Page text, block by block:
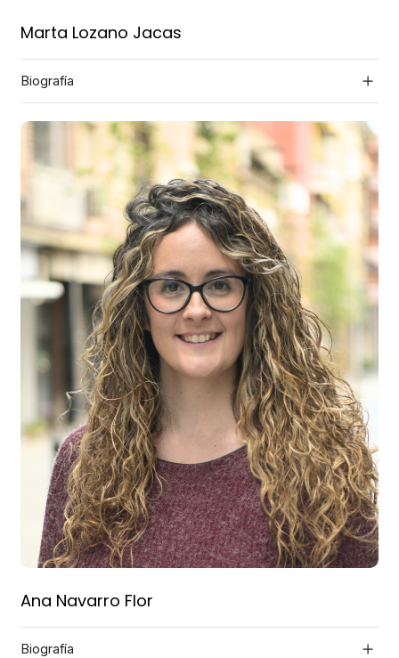
Marta Lozano Jacas
Biografía
Ana Navarro Flor
Biografía